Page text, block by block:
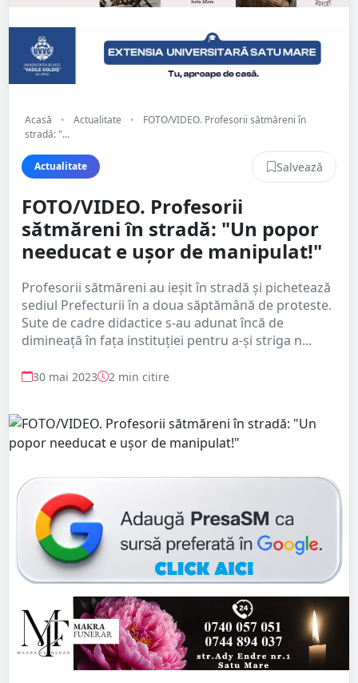
Acasă • Actualitate •
FOTO/VIDEO. Profesorii sătmăreni în
stradă: "...
Actualitate Salvează
FOTO/VIDEO. Profesorii
sătmăreni în stradă: "Un popor
needucat e ușor de manipulat!"
Profesorii sătmăreni au ieșit în stradă și pichetează
sediul Prefecturii în a doua săptămână de proteste.
Sute de cadre didactice s-au adunat încă de
dimineață în fața instituției pentru a-şi striga n...
30 mai 2023 2 min citire